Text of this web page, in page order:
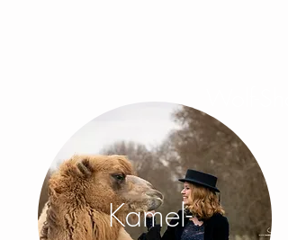
Kamel-